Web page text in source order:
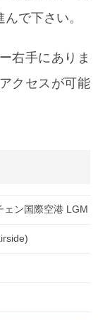
で下さい。
右手にありま
クセスが可能
ェン国際空港 LGM